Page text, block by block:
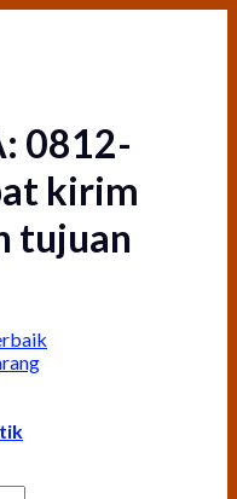
0812-
kirim
tujuan